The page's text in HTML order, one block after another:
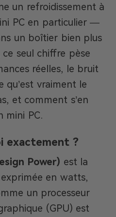
un refroidissement à
PC en particulier —
un boîtier bien plus
seul chiffre pèse
réelles, le bruit
qu’est vraiment le
et comment s’en
mini PC.
exactement ?
Power) est la
en watts,
un processeur
(GPU) est